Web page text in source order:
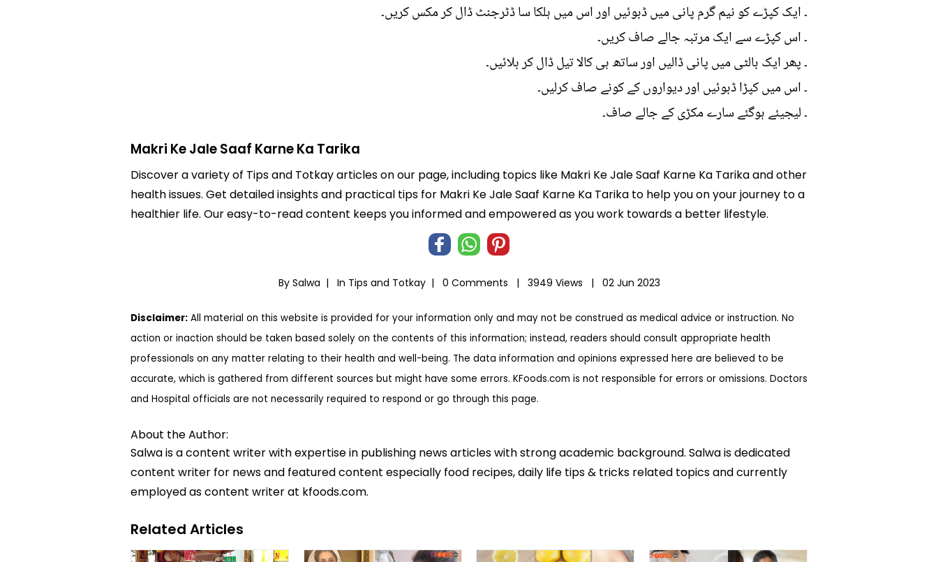
۔ ایک کپڑے کو نیم گرم پانی میں ڈبوئیں اور اس میں ہلکا سا ڈٹرجنٹ ڈال کر مکس کریں۔
۔ اس کپڑے سے ایک مرتبہ جالے صاف کریں۔
۔ پھر ایک بالٹی میں پانی ڈالیں اور ساتھ ہی کالا تیل ڈال کر ہلائیں۔
۔ اس میں کپڑا ڈبوئیں اور دیواروں کے کونے صاف کرلیں۔
۔ لیجیئے ہوگئے سارے مکڑی کے جالے صاف۔
Makri Ke Jale Saaf Karne Ka Tarika
Discover a variety of Tips and Totkay articles on our page, including topics like Makri Ke Jale Saaf Karne Ka Tarika and other
health issues. Get detailed insights and practical tips for Makri Ke Jale Saaf Karne Ka Tarika to help you on your journey to a
healthier life. Our easy-to-read content keeps you informed and empowered as you work towards a better lifestyle.
By Salwa | In Tips and Totkay| 0 Comments | 3949 Views | 02 Jun 2023
Disclaimer: All material on this website is provided for your information only and may not be construed as medical advice or instruction. No
action or inaction should be taken based solely on the contents of this information; instead, readers should consult appropriate health
professionals on any matter relating to their health and well-being. The data information and opinions expressed here are believed to be
accurate, which is gathered from different sources but might have some errors. KFoods.com is not responsible for errors or omissions. Doctors
and Hospital officials are not necessarily required to respond or go through this page.
About the Author:
Salwa is a content writer with expertise in publishing news articles with strong academic background. Salwa is dedicated
content writer for news and featured content especially food recipes, daily life tips & tricks related topics and currently
employed as content writer at kfoods.com.
Related Articles